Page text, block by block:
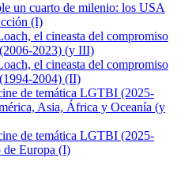
un cuarto de milenio: los USA
(I)
el cineasta del compromiso
2023) (y III)
el cineasta del compromiso
2004) (II)
de temática LGTBI (2025-
Asia, África y Oceanía (y
de temática LGTBI (2025-
de Europa (I)